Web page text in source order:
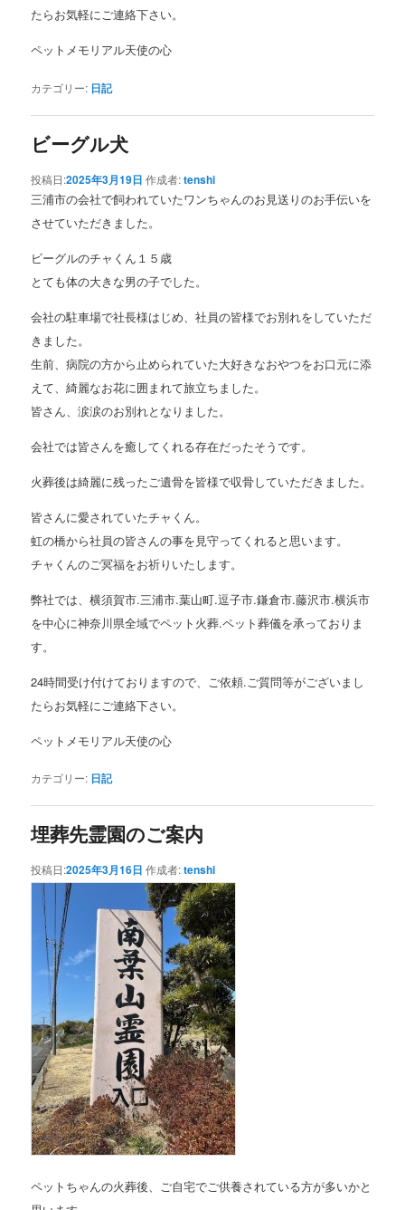
たらお気軽にご連絡下さい。
ペットメモリアル天使の心
カテゴリー: 日記
ビーグル犬
投稿日:2025年3月19日 作成者:tenshi
三浦市の会社で飼われていたワンちゃんのお見送りのお手伝いを
させていただきました。
ビーグルのチャくん１５歳
とても体の大きな男の子でした。
会社の駐車場で社長様はじめ、社員の皆様でお別れをしていただ
きました。
生前、病院の方から止められていた大好きなおやつをお口元に添
えて、綺麗なお花に囲まれて旅立ちました。
皆さん、涙涙のお別れとなりました。
会社では皆さんを癒してくれる存在だったそうです。
火葬後は綺麗に残ったご遺骨を皆様で収骨していただきました。
皆さんに愛されていたチャくん。
虹の橋から社員の皆さんの事を見守ってくれると思います。
チャくんのご冥福をお祈りいたします。
弊社では、横須賀市.三浦市.葉山町.逗子市.鎌倉市.藤沢市.横浜市
を中心に神奈川県全域でペット火葬.ペット葬儀を承っておりま
す。
24時間受け付けておりますので、ご依頼.ご質問等がございまし
たらお気軽にご連絡下さい。
ペットメモリアル天使の心
カテゴリー: 日記
埋葬先霊園のご案内
投稿日:2025年3月16日 作成者:tenshi
ペットちゃんの火葬後、ご自宅でご供養されている方が多いかと